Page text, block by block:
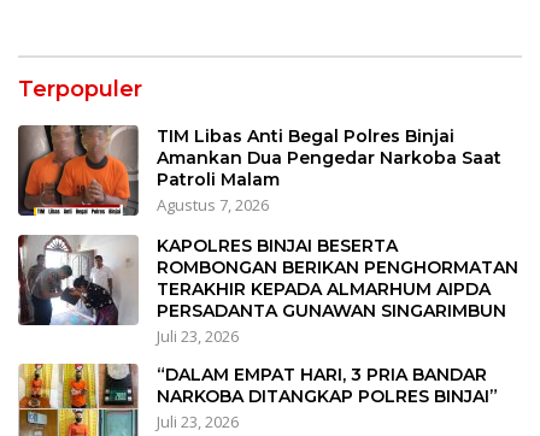
Terpopuler
TIM Libas Anti Begal Polres Binjai
Amankan Dua Pengedar Narkoba Saat
Patroli Malam
Agustus 7, 2026
KAPOLRES BINJAI BESERTA
ROMBONGAN BERIKAN PENGHORMATAN
TERAKHIR KEPADA ALMARHUM AIPDA
PERSADANTA GUNAWAN SINGARIMBUN
Juli 23, 2026
“DALAM EMPAT HARI, 3 PRIA BANDAR
NARKOBA DITANGKAP POLRES BINJAI”
Juli 23, 2026